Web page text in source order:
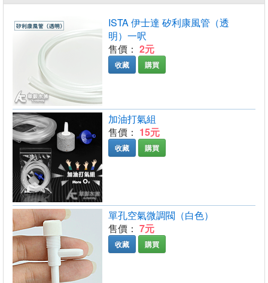
ISTA 伊士達 矽利康風管（透
明）一呎
售價： 2元
收藏 購買
加油打氣組
售價： 15元
收藏 購買
單孔空氣微調閥（白色）
售價： 7元
收藏 購買